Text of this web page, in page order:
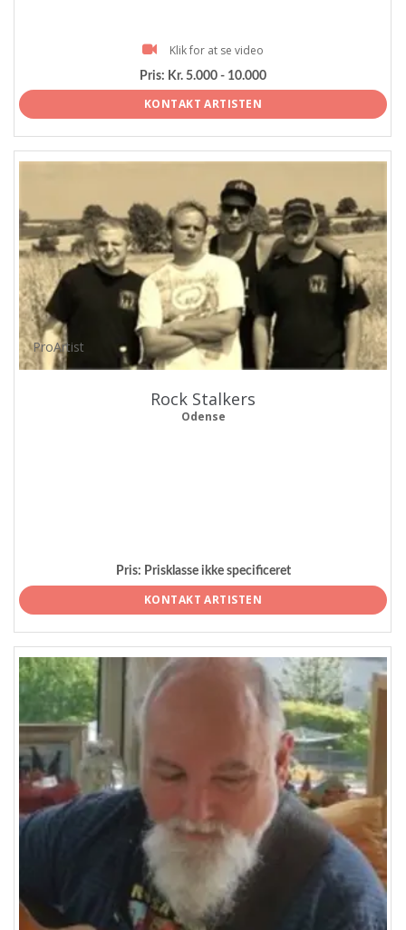
Klik for at se video
Pris: Kr. 5.000 - 10.000
KONTAKT ARTISTEN
ProArtist
Rock Stalkers
Odense
Pris: Prisklasse ikke specificeret
KONTAKT ARTISTEN